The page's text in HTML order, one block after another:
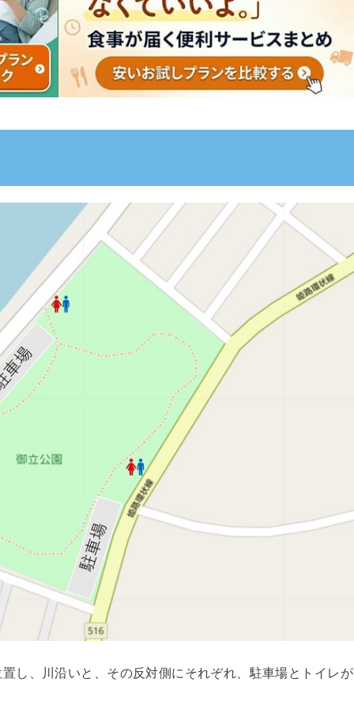
し、川沿いと、その反対側にそれぞれ、駐車場とトイレが